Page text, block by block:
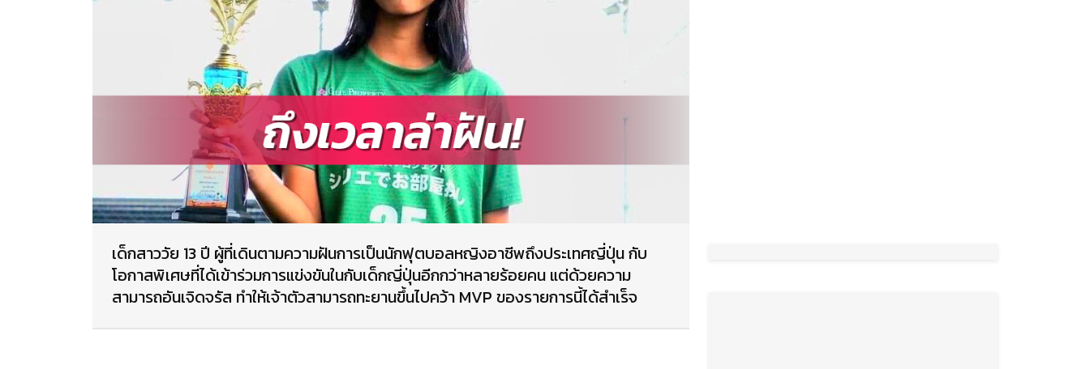
เด็กสาววัย 13 ปี ผู้ที่เดินตามความฝันการเป็นนักฟุตบอลหญิงอาชีพถึงประเทศญี่ปุ่น กับ
โอกาสพิเศษที่ได้เข้าร่วมการแข่งขันในกับเด็กญี่ปุ่นอีกกว่าหลายร้อยคน แต่ด้วยความ
สามารถอันเจิดจรัส ทำให้เจ้าตัวสามารถทะยานขึ้นไปคว้า MVP ของรายการนี้ได้สำเร็จ